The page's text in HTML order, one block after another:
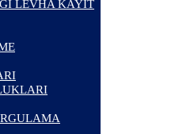
LEVHA KAYIT